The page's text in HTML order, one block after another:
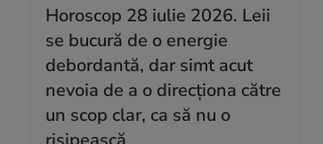
Horoscop 28 iulie 2026. Leii
se bucură de o energie
debordantă, dar simt acut
nevoia de a o direcționa către
un scop clar, ca să nu o